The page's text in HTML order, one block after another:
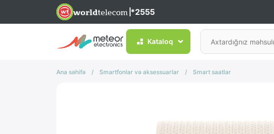
*2555
Kataloq
Ana səhifə / Smartfonlar və aksessuarlar / Smart saatlar